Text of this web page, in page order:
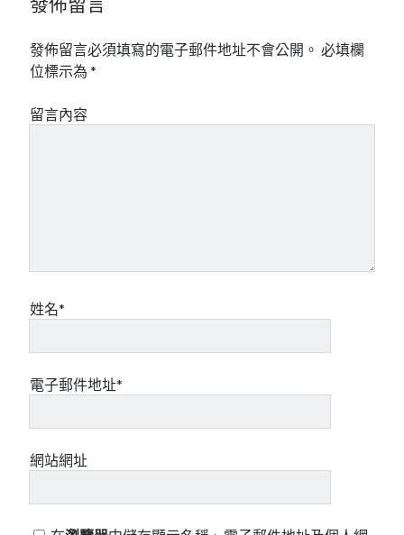
發佈留言
發佈留言必須填寫的電子郵件地址不會公開。 必填欄
位標示為*
留言內容
姓名*
電子郵件地址*
網站網址